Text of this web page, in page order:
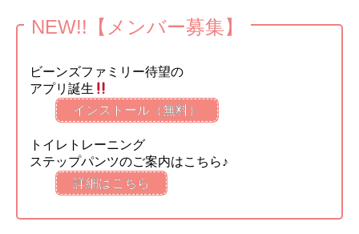
NEW!!【メンバー募集】
ビーンズファミリー待望の
アプリ誕生
インストール（無料）
トイレトレーニング
ステップパンツのご案内はこちら♪
詳細はこちら